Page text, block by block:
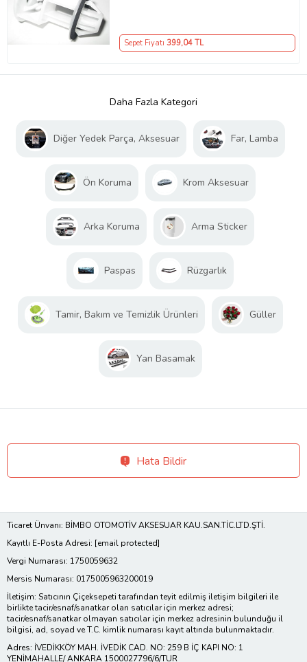
Sepet Fiyatı 399,04 TL
Daha Fazla Kategori
Diğer Yedek Parça, Aksesuar Far, Lamba
Ön Koruma Krom Aksesuar
Arka Koruma Arma Sticker
Paspas Rüzgarlık
Tamir, Bakım ve Temizlik Ürünleri Güller
Yan Basamak
Hata Bildir
Ticaret Ünvanı: BİMBO OTOMOTİV AKSESUAR KAU.SAN.TİC.LTD.ŞTİ.
Kayıtlı E-Posta Adresi: [email protected]
Vergi Numarası: 1750059632
Mersis Numarası: 0175005963200019
İletişim: Satıcının Çiçeksepeti tarafından teyit edilmiş iletişim bilgileri ile
birlikte tacir/esnaf/sanatkar olan satıcılar için merkez adresi;
tacir/esnaf/sanatkar olmayan satıcılar için merkez adresinin bulunduğu il
bilgisi, ad, soyad ve T.C. kimlik numarası kayıt altında bulunmaktadır.
Adres: İVEDİKKÖY MAH. İVEDİK CAD. NO: 259 B İÇ KAPI NO: 1
YENİMAHALLE/ ANKARA 1500027796/6/TUR